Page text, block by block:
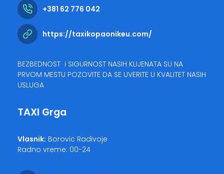
+381 62 776 042
https://taxikopaonikeu.com/
BEZBEDNOST I SIGURNOST NASIH KLIJENATA SU NA
PRVOM MESTU POZOVITE DA SE UVERITE U KVALITET NASIH
USLUGA
TAXI Grga
Vlasnik: Borovic Radivoje
Radno vreme: 00-24